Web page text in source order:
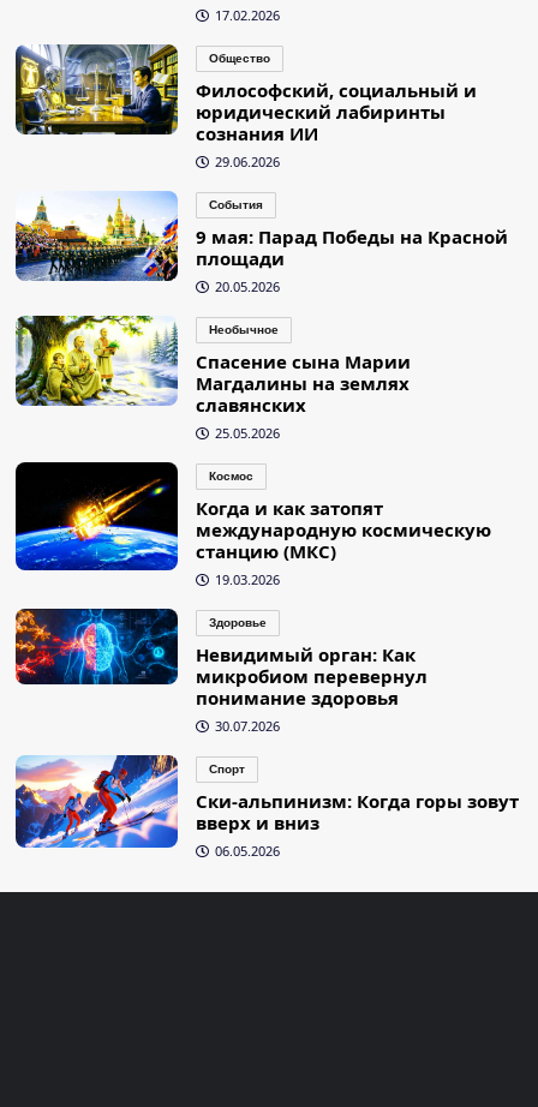
17.02.2026
Общество
Философский, социальный и
юридический лабиринты
сознания ИИ
29.06.2026
События
9 мая: Парад Победы на Красной
площади
20.05.2026
Необычное
Спасение сына Марии
Магдалины на землях
славянских
25.05.2026
Космос
Когда и как затопят
международную космическую
станцию (МКС)
19.03.2026
Здоровье
Невидимый орган: Как
микробиом перевернул
понимание здоровья
30.07.2026
Спорт
Ски-альпинизм: Когда горы зовут
вверх и вниз
06.05.2026